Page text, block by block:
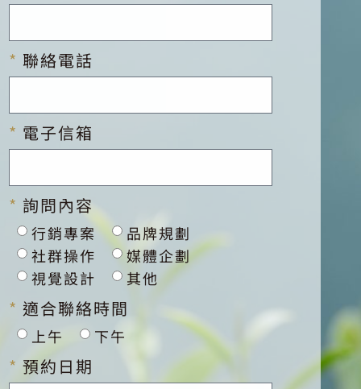
聯絡電話
電子信箱
詢問內容
行銷專案
品牌規劃
社群操作
媒體企劃
視覺設計
其他
適合聯絡時間
上午 下午
預約日期